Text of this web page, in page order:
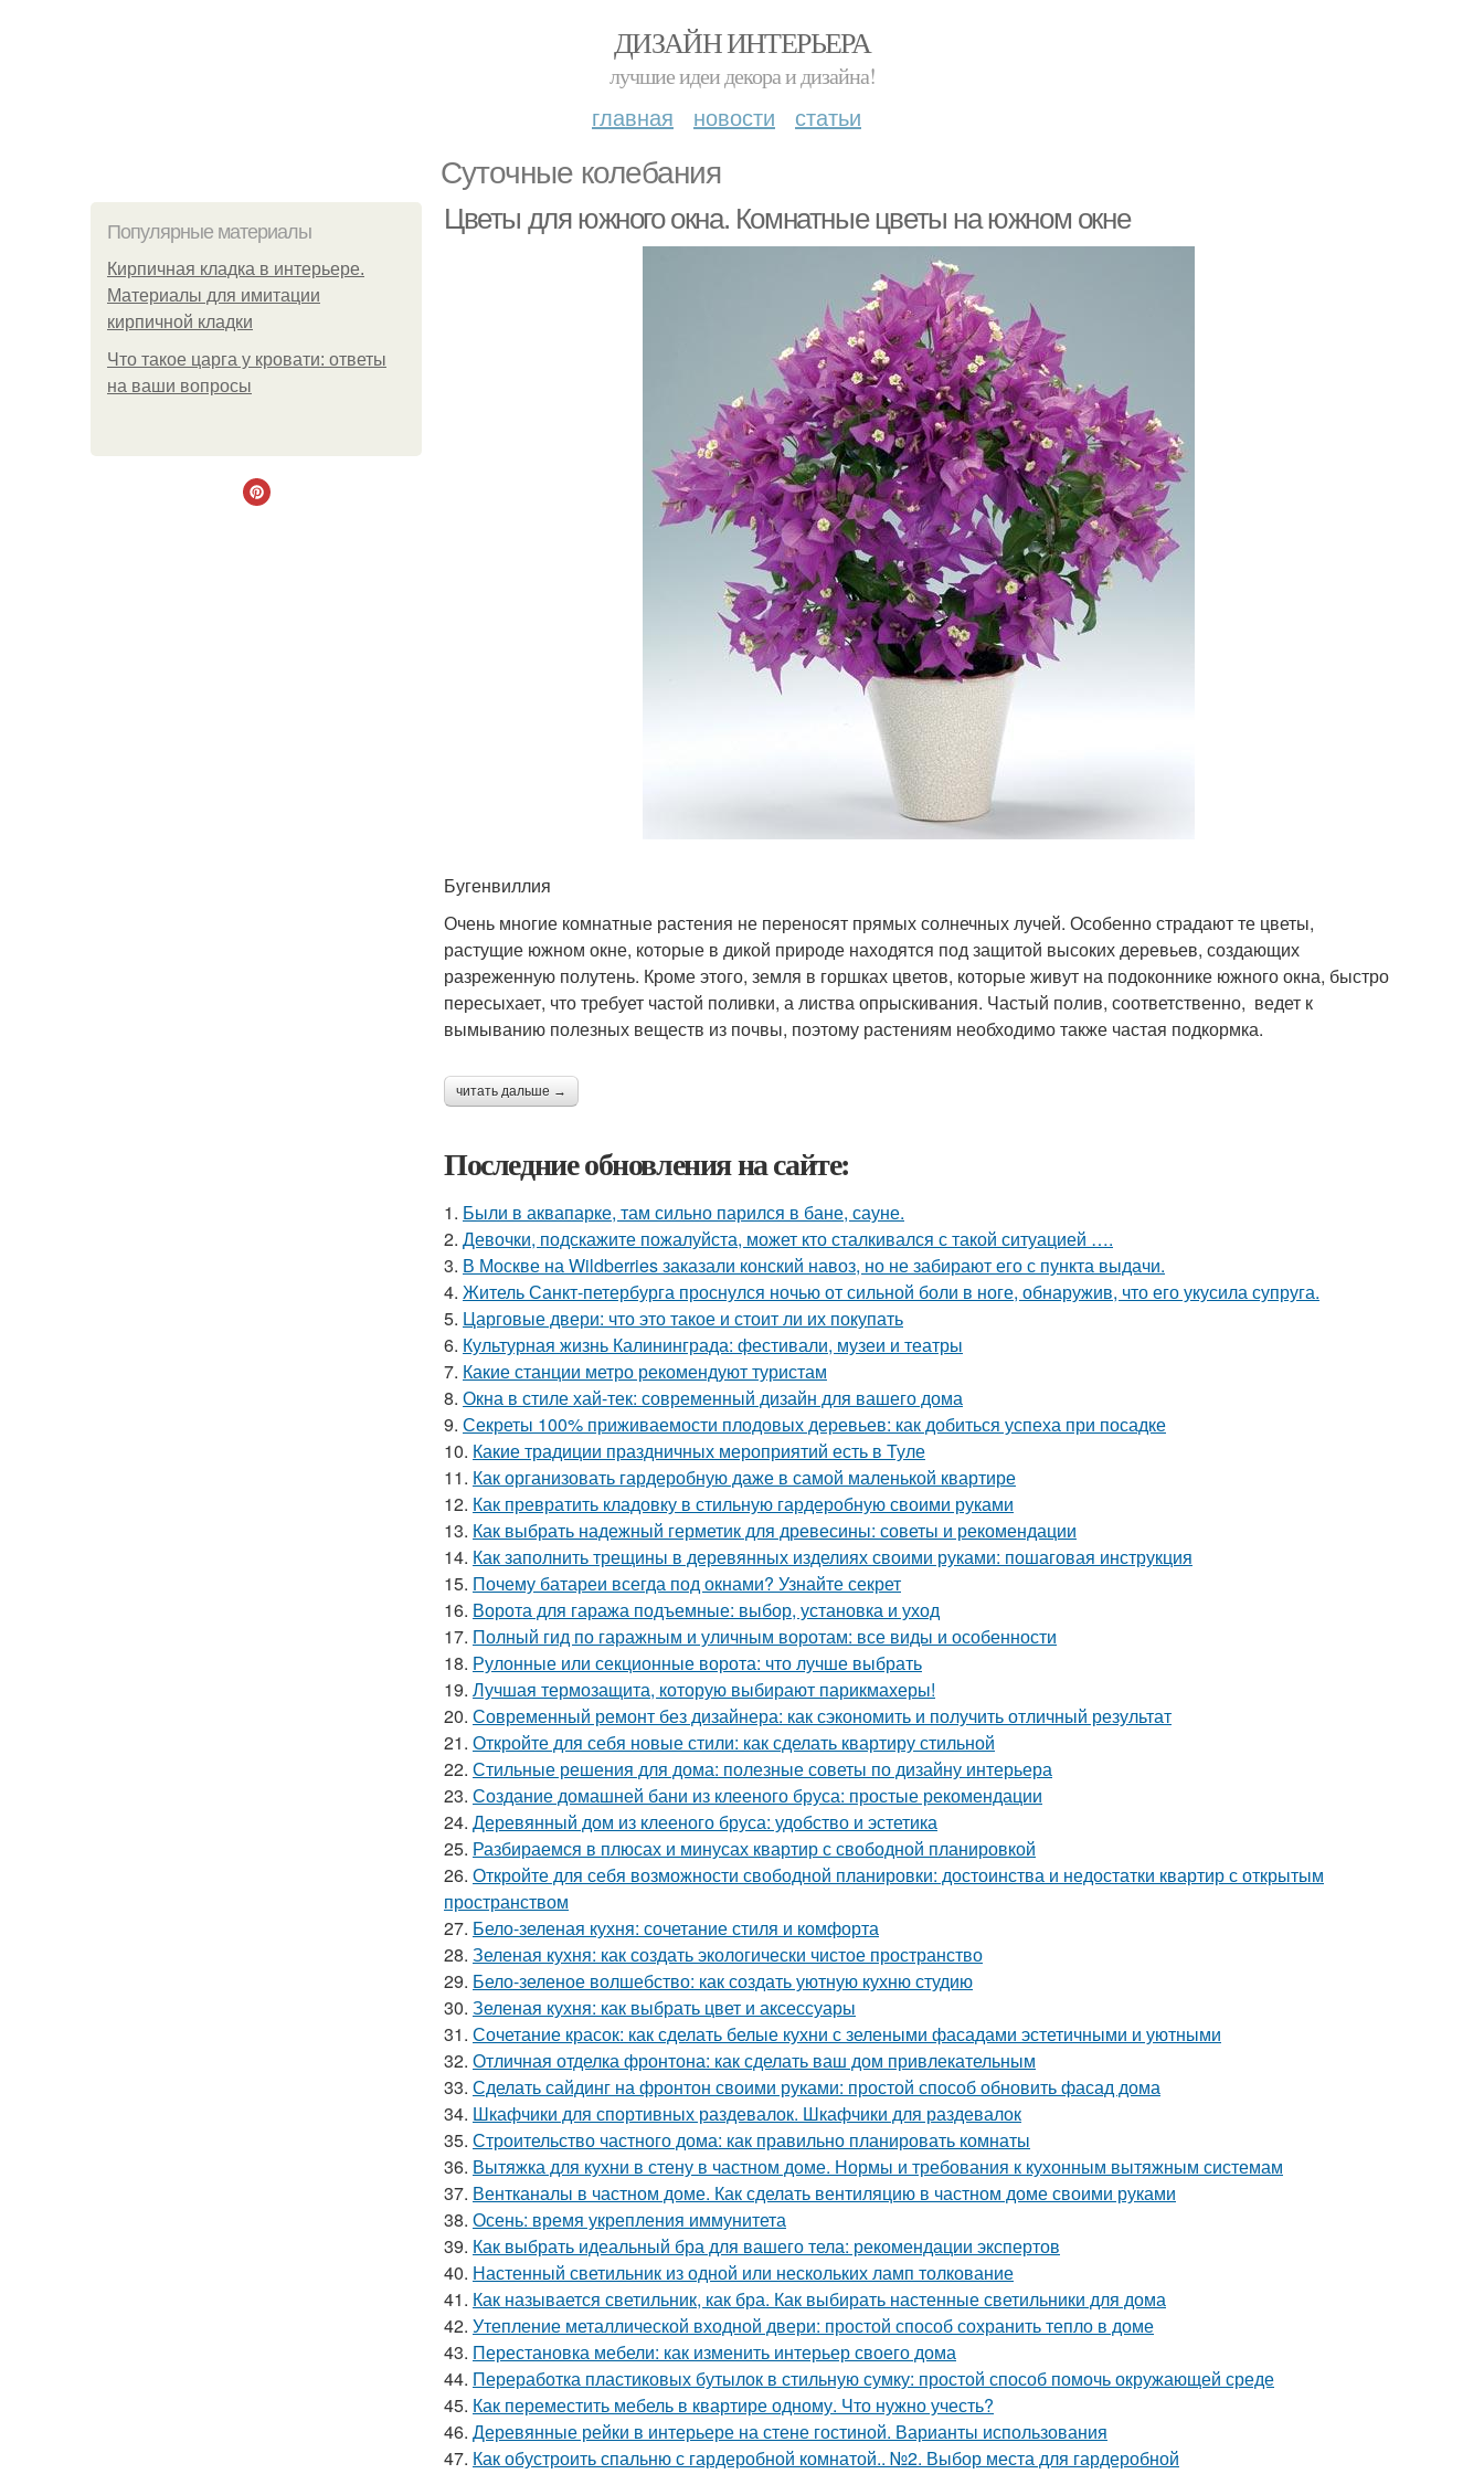
ДИЗАЙН ИНТЕРЬЕРА
лучшие идеи декора и дизайна!
главная новости статьи
Суточные колебания
Популярные материалы
Кирпичная кладка в интерьере.
Материалы для имитации
кирпичной кладки
Что такое царга у кровати: ответы
на ваши вопросы
Цветы для южного окна. Комнатные цветы на южном окне
Бугенвиллия
Очень многие комнатные растения не переносят прямых солнечных лучей. Особенно страдают те цветы,
растущие южном окне, которые в дикой природе находятся под защитой высоких деревьев, создающих
разреженную полутень. Кроме этого, земля в горшках цветов, которые живут на подоконнике южного окна, быстро
пересыхает, что требует частой поливки, а листва опрыскивания. Частый полив, соответственно, ведет к
вымыванию полезных веществ из почвы, поэтому растениям необходимо также частая подкормка.
читать дальше →
Последние обновления на сайте:
1. Были в аквапарке, там сильно парился в бане, сауне.
2. Девочки, подскажите пожалуйста, может кто сталкивался с такой ситуацией ….
3. В Москве на Wildberries заказали конский навоз, но не забирают его с пункта выдачи.
4. Житель Санкт-петербурга проснулся ночью от сильной боли в ноге, обнаружив, что его укусила супруга.
5. Царговые двери: что это такое и стоит ли их покупать
6. Культурная жизнь Калининграда: фестивали, музеи и театры
7. Какие станции метро рекомендуют туристам
8. Окна в стиле хай-тек: современный дизайн для вашего дома
9. Секреты 100% приживаемости плодовых деревьев: как добиться успеха при посадке
10. Какие традиции праздничных мероприятий есть в Туле
11. Как организовать гардеробную даже в самой маленькой квартире
12. Как превратить кладовку в стильную гардеробную своими руками
13. Как выбрать надежный герметик для древесины: советы и рекомендации
14. Как заполнить трещины в деревянных изделиях своими руками: пошаговая инструкция
15. Почему батареи всегда под окнами? Узнайте секрет
16. Ворота для гаража подъемные: выбор, установка и уход
17. Полный гид по гаражным и уличным воротам: все виды и особенности
18. Рулонные или секционные ворота: что лучше выбрать
19. Лучшая термозащита, которую выбирают парикмахеры!
20. Современный ремонт без дизайнера: как сэкономить и получить отличный результат
21. Откройте для себя новые стили: как сделать квартиру стильной
22. Стильные решения для дома: полезные советы по дизайну интерьера
23. Создание домашней бани из клееного бруса: простые рекомендации
24. Деревянный дом из клееного бруса: удобство и эстетика
25. Разбираемся в плюсах и минусах квартир с свободной планировкой
26. Откройте для себя возможности свободной планировки: достоинства и недостатки квартир с открытым
пространством
27. Бело-зеленая кухня: сочетание стиля и комфорта
28. Зеленая кухня: как создать экологически чистое пространство
29. Бело-зеленое волшебство: как создать уютную кухню студию
30. Зеленая кухня: как выбрать цвет и аксессуары
31. Сочетание красок: как сделать белые кухни с зелеными фасадами эстетичными и уютными
32. Отличная отделка фронтона: как сделать ваш дом привлекательным
33. Сделать сайдинг на фронтон своими руками: простой способ обновить фасад дома
34. Шкафчики для спортивных раздевалок. Шкафчики для раздевалок
35. Строительство частного дома: как правильно планировать комнаты
36. Вытяжка для кухни в стену в частном доме. Нормы и требования к кухонным вытяжным системам
37. Вентканалы в частном доме. Как сделать вентиляцию в частном доме своими руками
38. Осень: время укрепления иммунитета
39. Как выбрать идеальный бра для вашего тела: рекомендации экспертов
40. Настенный светильник из одной или нескольких ламп толкование
41. Как называется светильник, как бра. Как выбирать настенные светильники для дома
42. Утепление металлической входной двери: простой способ сохранить тепло в доме
43. Перестановка мебели: как изменить интерьер своего дома
44. Переработка пластиковых бутылок в стильную сумку: простой способ помочь окружающей среде
45. Как переместить мебель в квартире одному. Что нужно учесть?
46. Деревянные рейки в интерьере на стене гостиной. Варианты использования
47. Как обустроить спальню с гардеробной комнатой.. №2. Выбор места для гардеробной